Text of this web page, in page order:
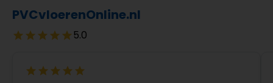
PVCvloerenOnline.nl
5.0